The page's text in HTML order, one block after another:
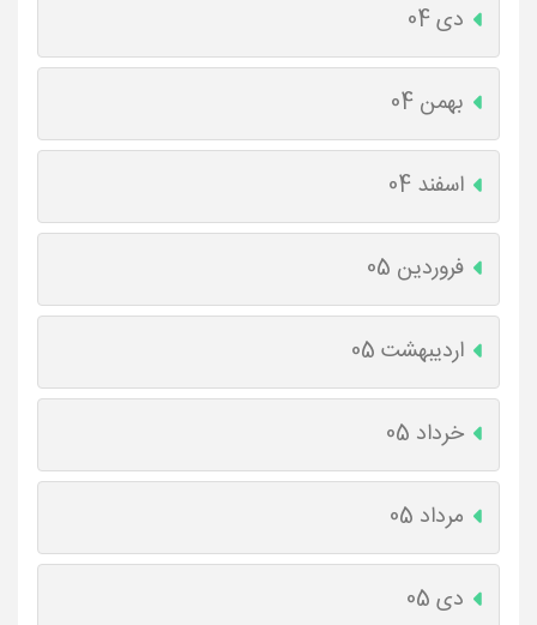
دی 04
بهمن 04
اسفند 04
فروردین 05
اردیبهشت 05
خرداد 05
مرداد 05
دی 05